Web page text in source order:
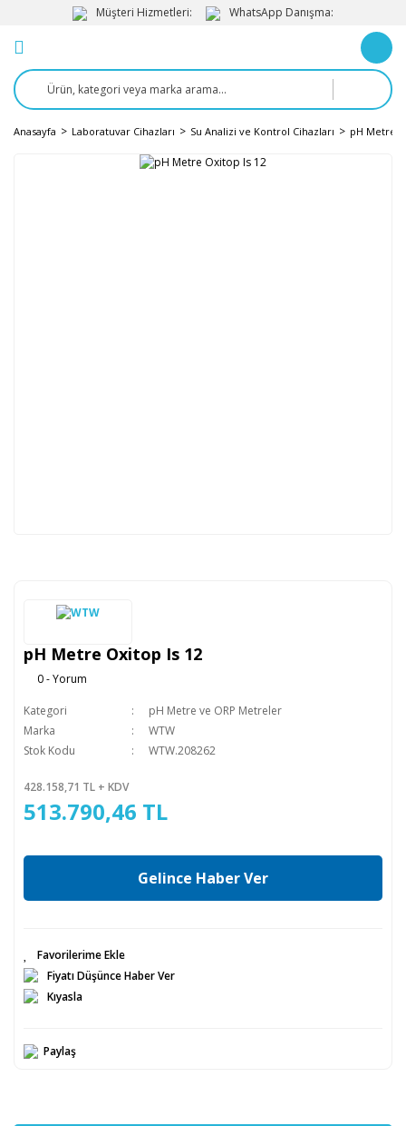
Müşteri Hizmetleri: WhatsApp Danışma:
Anasayfa Laboratuvar Cihazları Su Analizi ve Kontrol Cihazları pH Metre
pH Metre Oxitop Is 12
0 - Yorum
Kategori
pH Metre ve ORP Metreler
Marka
WTW
Stok Kodu
WTW.208262
428.158,71 TL + KDV
513.790,46 TL
Gelince Haber Ver
Fiyatı Düşünce Haber Ver
Kıyasla
Paylaş